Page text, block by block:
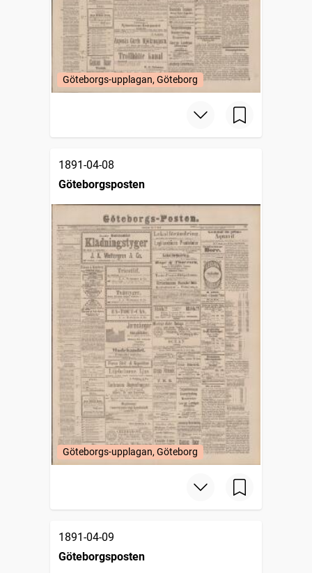
Göteborgs-upplagan, Göteborg
1891-04-08
Göteborgsposten
Göteborgs-upplagan, Göteborg
1891-04-09
Göteborgsposten